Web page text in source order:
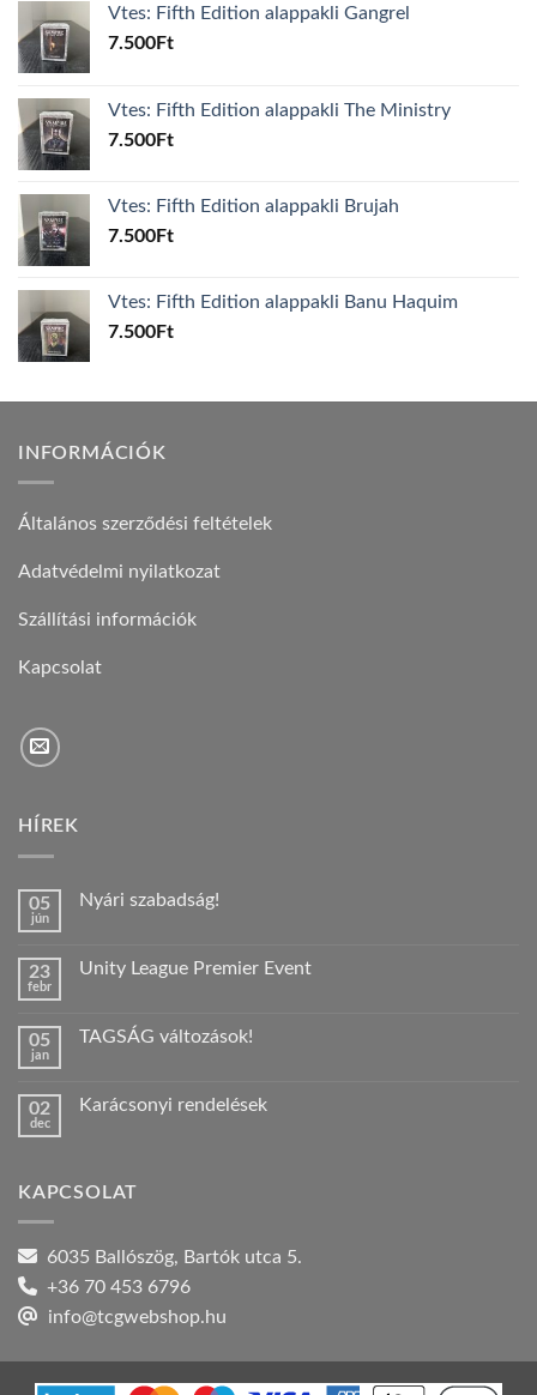
Vtes: Fifth Edition alappakli Gangrel
7.500Ft
Vtes: Fifth Edition alappakli The Ministry
7.500Ft
Vtes: Fifth Edition alappakli Brujah
7.500Ft
Vtes: Fifth Edition alappakli Banu Haquim
7.500Ft
INFORMÁCIÓK
Általános szerződési feltételek
Adatvédelmi nyilatkozat
Szállítási információk
Kapcsolat
HÍREK
05
jún
Nyári szabadság!
Nyári
23
febr
Unity League Premier Event
Unity
bejegyzéshez
05
jan
TAGSÁG változások!
TAGSÁG
02
dec
Karácsonyi rendelések
rendelések
KAPCSOLAT
6035 Ballószög, Bartók utca 5.
+36 70 453 6796
info@tcgwebshop.hu